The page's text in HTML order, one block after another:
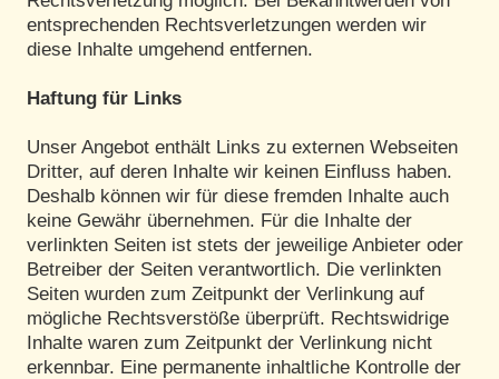
entsprechenden Rechtsverletzungen werden wir
diese Inhalte umgehend entfernen.
Haftung für Links
Unser Angebot enthält Links zu externen Webseiten
Dritter, auf deren Inhalte wir keinen Einfluss haben.
Deshalb können wir für diese fremden Inhalte auch
keine Gewähr übernehmen. Für die Inhalte der
verlinkten Seiten ist stets der jeweilige Anbieter oder
Betreiber der Seiten verantwortlich. Die verlinkten
Seiten wurden zum Zeitpunkt der Verlinkung auf
mögliche Rechtsverstöße überprüft. Rechtswidrige
Inhalte waren zum Zeitpunkt der Verlinkung nicht
erkennbar. Eine permanente inhaltliche Kontrolle der